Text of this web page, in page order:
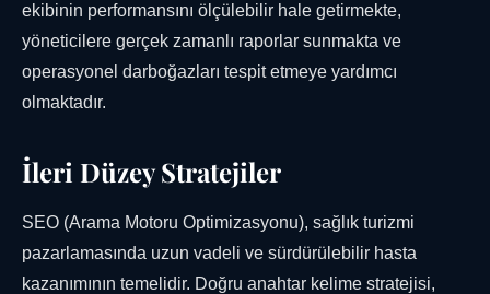
ekibinin performansını ölçülebilir hale getirmekte,
yöneticilere gerçek zamanlı raporlar sunmakta ve
operasyonel darboğazları tespit etmeye yardımcı
olmaktadır.
İleri Düzey Stratejiler
SEO (Arama Motoru Optimizasyonu), sağlık turizmi
pazarlamasında uzun vadeli ve sürdürülebilir hasta
kazanımının temelidir. Doğru anahtar kelime stratejisi,